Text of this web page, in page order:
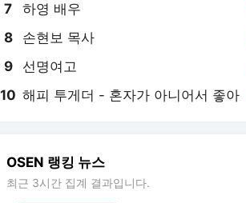
7 하영 배우
8 손현보 목사
9 선명여고
10 해피 투게더 - 혼자가 아니어서 좋아
OSEN 랭킹 뉴스
최근 3시간 집계 결과입니다.